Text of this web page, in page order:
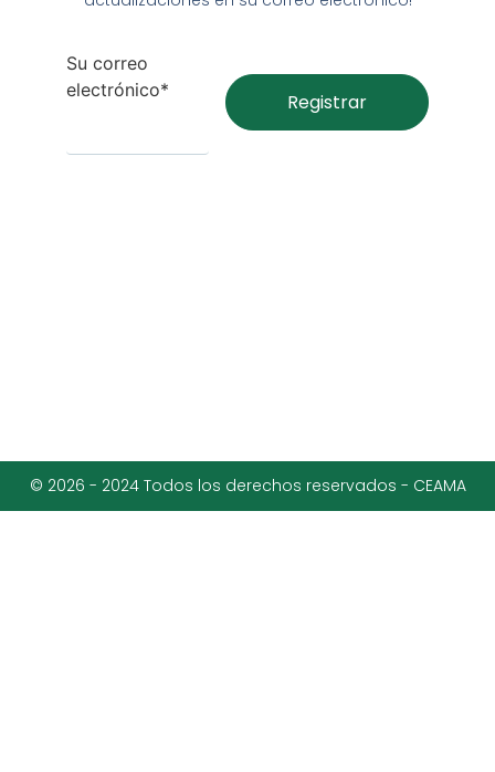
Su correo
electrónico*
© 2026 - 2024 Todos los derechos reservados - CEAMA